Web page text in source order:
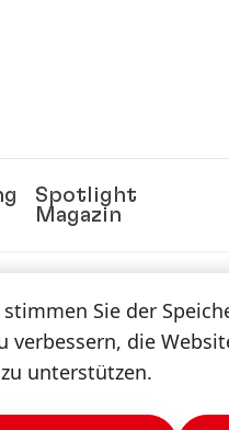
Spotlight
Magazin
Sie der
verbessern, die
unterstützen.